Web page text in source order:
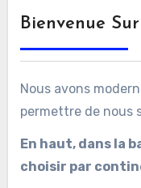
Bienvenue
Nous avons
permettre de nous
En haut, dans la
choisir par